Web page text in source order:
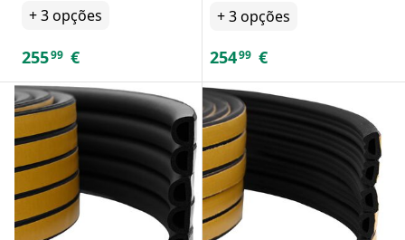
+3opções
25599 €
+3opções
25499 €